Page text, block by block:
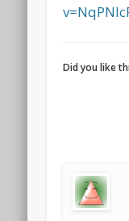
Did you like